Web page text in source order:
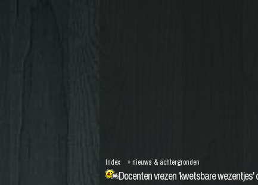
Docenten vrezen 'kwetsbare
Index » nieuws & achtergronden